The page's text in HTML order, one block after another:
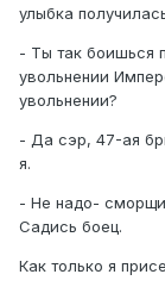
улыбка
- Ты так боишься
увольнении
увольнении?
- Да сэр, 47-ая
я.
- Не надо-
Садись боец.
Как только я